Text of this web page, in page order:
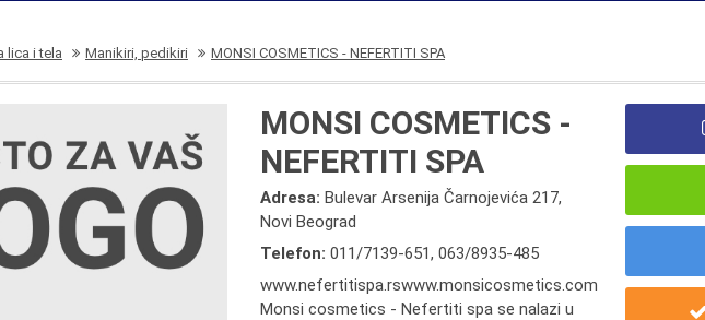
lica i tela Manikiri, pedikiri MONSI COSMETICS - NEFERTITI SPA
MONSI COSMETICS -
NEFERTITI SPA
Adresa:Bulevar Arsenija Čarnojevića 217,
Novi Beograd
Telefon:011/7139-651,063/8935-485
www.nefertitispa.rswww.monsicosmetics.com
Monsi cosmetics - Nefertiti spa se nalazi u